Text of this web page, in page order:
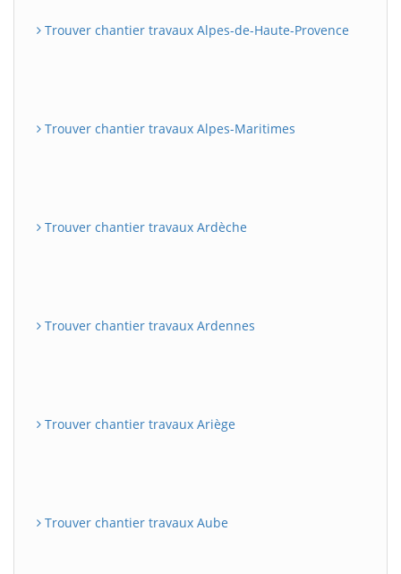
Trouver chantier travaux Alpes-de-Haute-Provence
Trouver chantier travaux Alpes-Maritimes
Trouver chantier travaux Ardèche
Trouver chantier travaux Ardennes
Trouver chantier travaux Ariège
Trouver chantier travaux Aube